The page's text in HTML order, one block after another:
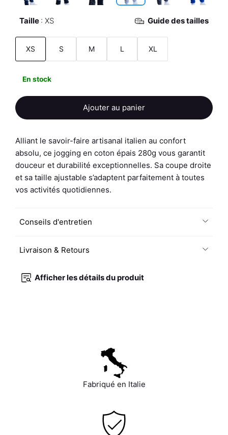
Taille Guide des tailles
XS
XS S M L XL
En stock
Ajouter au panier
Alliant le savoir-faire artisanal italien au confort
absolu, ce jogging en coton épais 280g vous garantit
douceur et durabilité exceptionnelles. Sa coupe droite
et sa taille ajustable s’adaptent parfaitement à toutes
vos activités quotidiennes.
Conseils d'entretien
Livraison & Retours
Afficher les détails du produit
Fabriqué en Italie